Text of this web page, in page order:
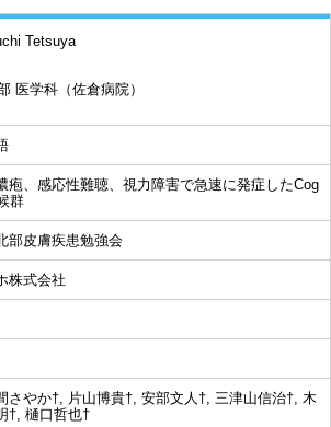
Tetsuya
医学科（佐倉病院）
疱、感応性難聴、視力障害で急速に発症したCog
群
部皮膚疾患勉強会
株式会社
さやか†, 片山博貴†, 安部文人†, 三津山信治†, 木
†, 樋口哲也†